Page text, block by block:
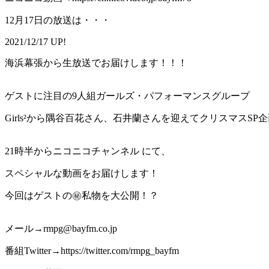
12月17日の放送は・・・
2021/12/17 UP!
海浜幕張から生放送でお届けします！！！
ゲストに注目の9人組ガールズ・パフォーマンスグループ
Girls²から隅谷百花さん、石井蘭さんを迎えてクリスマスSP企
21時半からニコニコチャンネル にて、
スペシャルな動画をお届けします！
今回はゲストの㊙️私物を大公開！？
メール→rmpg@bayfm.co.jp
番組Twitter→https://twitter.com/rmpg_bayfm